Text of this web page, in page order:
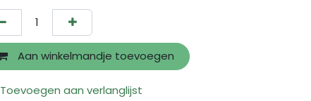
Aan winkelmandje toevoegen
Toevoegen aan verlanglijst